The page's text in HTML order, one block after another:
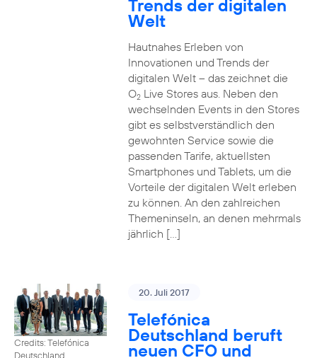
Trends der digitalen
Welt
Hautnahes Erleben von
Innovationen und Trends der
digitalen Welt – das zeichnet die
O2Live Stores aus. Neben den
wechselnden Events in den Stores
gibt es selbstverständlich den
gewohnten Service sowie die
passenden Tarife, aktuellsten
Smartphones und Tablets, um die
Vorteile der digitalen Welt erleben
zu können. An den zahlreichen
Themeninseln, an denen mehrmals
jährlich […]
Credits: Telefónica
Deutschland
20. Juli 2017
Telefónica
Deutschland beruft
neuen CFO und